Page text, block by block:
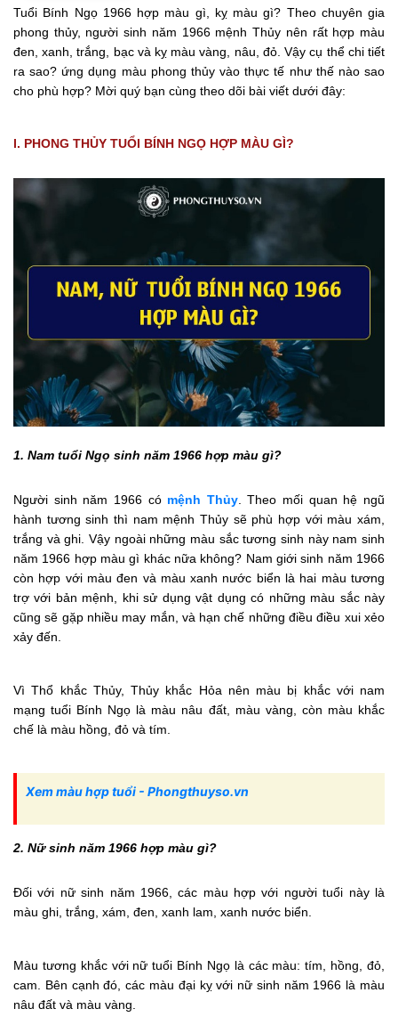
Tuổi Bính Ngọ 1966 hợp màu gì, kỵ màu gì? Theo chuyên gia
phong thủy, người sinh năm 1966 mệnh Thủy nên rất hợp màu
đen, xanh, trắng, bạc và kỵ màu vàng, nâu, đỏ. Vậy cụ thể chi tiết
ra sao? ứng dụng màu phong thủy vào thực tế như thế nào sao
cho phù hợp? Mời quý bạn cùng theo dõi bài viết dưới đây:
I. PHONG THỦY TUỔI BÍNH NGỌ HỢP MÀU GÌ?
1. Nam tuổi Ngọ sinh năm 1966 hợp màu gì?
Người sinh năm 1966 có mệnh Thủy. Theo mối quan hệ ngũ
hành tương sinh thì nam mệnh Thủy sẽ phù hợp với màu xám,
trắng và ghi. Vậy ngoài những màu sắc tương sinh này nam sinh
năm 1966 hợp màu gì khác nữa không? Nam giới sinh năm 1966
còn hợp với màu đen và màu xanh nước biển là hai màu tương
trợ với bản mệnh, khi sử dụng vật dụng có những màu sắc này
cũng sẽ gặp nhiều may mắn, và hạn chế những điều điều xui xẻo
xảy đến.
Vì Thổ khắc Thủy, Thủy khắc Hỏa nên màu bị khắc với nam
mạng tuổi Bính Ngọ là màu nâu đất, màu vàng, còn màu khắc
chế là màu hồng, đỏ và tím.
Xem màu hợp tuổi - Phongthuyso.vn
2. Nữ sinh năm 1966 hợp màu gì?
Đối với nữ sinh năm 1966, các màu hợp với người tuổi này là
màu ghi, trắng, xám, đen, xanh lam, xanh nước biển.
Màu tương khắc với nữ tuổi Bính Ngọ là các màu: tím, hồng, đỏ,
cam. Bên cạnh đó, các màu đại kỵ với nữ sinh năm 1966 là màu
nâu đất và màu vàng.